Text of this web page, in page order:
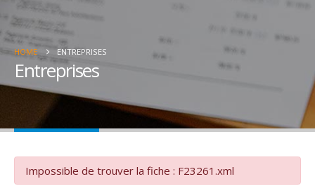
HOME ENTREPRISES
Entreprises
Impossible de trouver la fiche : F23261.xml